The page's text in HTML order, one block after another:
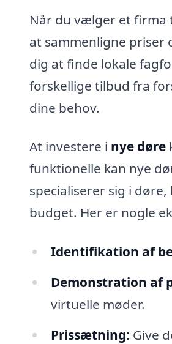
Når du vælger et firma
at sammenligne priser
dig at finde lokale
forskellige tilbud fra
dine behov.
At investere i nye døre
funktionelle kan nye
specialiserer sig i
budget. Her er nogle
Identifikation af
Demonstration af
virtuelle møder.
Prissætning: Give